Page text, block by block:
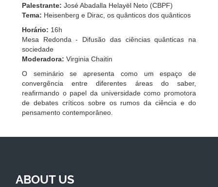
Palestrante: José Abadalla Helayël Neto (CBPF)
Tema: Heisenberg e Dirac, os quânticos dos quânticos
Horário: 16h
Mesa Redonda - Difusão das ciências quânticas na
sociedade
Moderadora: Virginia Chaitin
O seminário se apresenta como um espaço de
convergência entre diferentes áreas do saber,
reafirmando o papel da universidade como promotora
de debates críticos sobre os rumos da ciência e do
pensamento contemporâneo.
ABOUT US